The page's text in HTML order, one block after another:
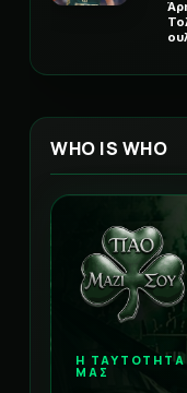
WHO IS WHO
Η ΤΑΥΤΟΤΗΤΑ
ΜΑΣ